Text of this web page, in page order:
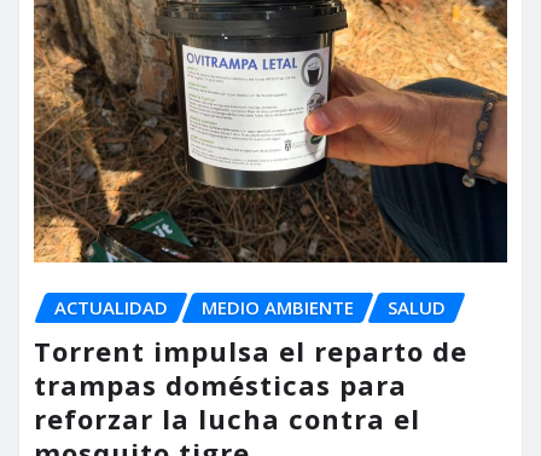
ACTUALIDAD MEDIO AMBIENTE SALUD
Torrent impulsa el reparto de
trampas domésticas para
reforzar la lucha contra el